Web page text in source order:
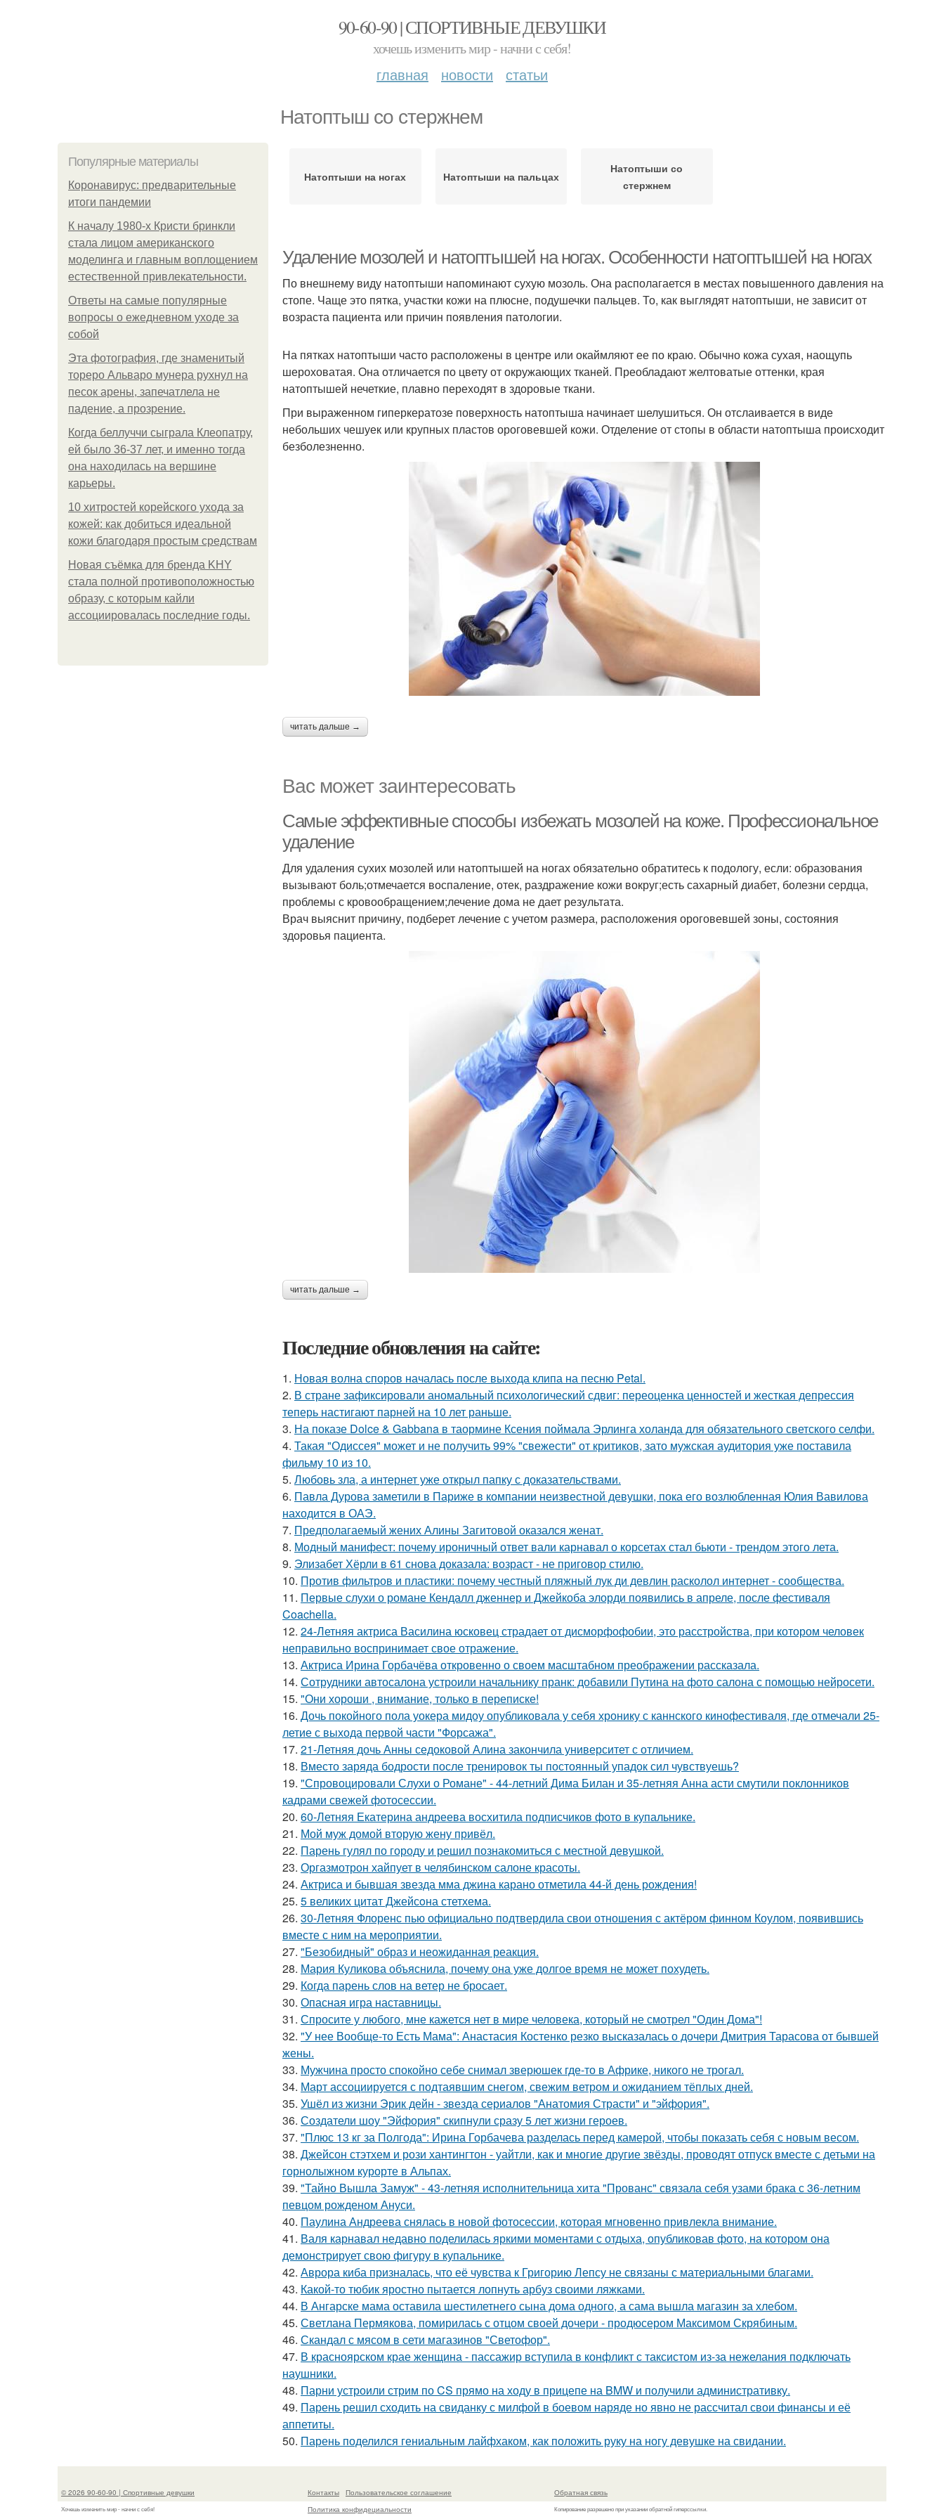
90-60-90 | СПОРТИВНЫЕ ДЕВУШКИ
хочешь изменить мир - начни с себя!
главная новости статьи
Натоптыш со стержнем
Популярные материалы
Коронавирус: предварительные
итоги пандемии
К началу 1980-х Кристи бринкли
стала лицом американского
моделинга и главным воплощением
естественной привлекательности.
Ответы на самые популярные
вопросы о ежедневном уходе за
собой
Эта фотография, где знаменитый
тореро Альваро мунера рухнул на
песок арены, запечатлела не
падение, а прозрение.
Когда беллуччи сыграла Клеопатру,
ей было 36-37 лет, и именно тогда
она находилась на вершине
карьеры.
10 хитростей корейского ухода за
кожей: как добиться идеальной
кожи благодаря простым средствам
Новая съёмка для бренда KHY
стала полной противоположностью
образу, с которым кайли
ассоциировалась последние годы.
Натоптыши на ногах Натоптыши на пальцах
Натоптыши со
стержнем
Удаление мозолей и натоптышей на ногах. Особенности натоптышей на ногах
По внешнему виду натоптыши напоминают сухую мозоль. Она располагается в местах повышенного давления на
стопе. Чаще это пятка, участки кожи на плюсне, подушечки пальцев. То, как выглядят натоптыши, не зависит от
возраста пациента или причин появления патологии.
На пятках натоптыши часто расположены в центре или окаймляют ее по краю. Обычно кожа сухая, наощупь
шероховатая. Она отличается по цвету от окружающих тканей. Преобладают желтоватые оттенки, края
натоптышей нечеткие, плавно переходят в здоровые ткани.
При выраженном гиперкератозе поверхность натоптыша начинает шелушиться. Он отслаивается в виде
небольших чешуек или крупных пластов ороговевшей кожи. Отделение от стопы в области натоптыша происходит
безболезненно.
читать дальше →
Вас может заинтересовать
Самые эффективные способы избежать мозолей на коже. Профессиональное
удаление
Для удаления сухих мозолей или натоптышей на ногах обязательно обратитесь к подологу, если: образования
вызывают боль;отмечается воспаление, отек, раздражение кожи вокруг;есть сахарный диабет, болезни сердца,
проблемы с кровообращением;лечение дома не дает результата.
Врач выяснит причину, подберет лечение с учетом размера, расположения ороговевшей зоны, состояния
здоровья пациента.
читать дальше →
Последние обновления на сайте:
1. Новая волна споров началась после выхода клипа на песню Petal.
2. В стране зафиксировали аномальный психологический сдвиг: переоценка ценностей и жесткая депрессия
теперь настигают парней на 10 лет раньше.
3. На показе Dolce & Gabbana в таормине Ксения поймала Эрлинга холанда для обязательного светского селфи.
4. Такая "Одиссея" может и не получить 99% "свежести" от критиков, зато мужская аудитория уже поставила
фильму 10 из 10.
5. Любовь зла, а интернет уже открыл папку с доказательствами.
6. Павла Дурова заметили в Париже в компании неизвестной девушки, пока его возлюбленная Юлия Вавилова
находится в ОАЭ.
7. Предполагаемый жених Алины Загитовой оказался женат.
8. Модный манифест: почему ироничный ответ вали карнавал о корсетах стал бьюти - трендом этого лета.
9. Элизабет Хёрли в 61 снова доказала: возраст - не приговор стилю.
10. Против фильтров и пластики: почему честный пляжный лук ди девлин расколол интернет - сообщества.
11. Первые слухи о романе Кендалл дженнер и Джейкоба элорди появились в апреле, после фестиваля
Coachella.
12. 24-Летняя актриса Василина юсковец страдает от дисморфофобии, это расстройства, при котором человек
неправильно воспринимает свое отражение.
13. Актриса Ирина Горбачёва откровенно о своем масштабном преображении рассказала.
14. Сотрудники автосалона устроили начальнику пранк: добавили Путина на фото салона с помощью нейросети.
15. "Они хороши , внимание, только в переписке!
16. Дочь покойного пола уокера мидоу опубликовала у себя хронику с каннского кинофестиваля, где отмечали 25-
летие с выхода первой части "Форсажа".
17. 21-Летняя дочь Анны седоковой Алина закончила университет с отличием.
18. Вместо заряда бодрости после тренировок ты постоянный упадок сил чувствуешь?
19. "Спровоцировали Слухи о Романе" - 44-летний Дима Билан и 35-летняя Анна асти смутили поклонников
кадрами свежей фотосессии.
20. 60-Летняя Екатерина андреева восхитила подписчиков фото в купальнике.
21. Мой муж домой вторую жену привёл.
22. Парень гулял по городу и решил познакомиться с местной девушкой.
23. Оргазмотрон хайпует в челябинском салоне красоты.
24. Актриса и бывшая звезда мма джина карано отметила 44-й день рождения!
25. 5 великих цитат Джейсoна стетхема.
26. 30-Летняя Флоренс пью официально подтвердила свои отношения с актёром финном Коулом, появившись
вместе с ним на мероприятии.
27. "Безобидный" образ и неожиданная реакция.
28. Мария Куликова объяснила, почему она уже долгое время не может похудеть.
29. Когда парень слов на ветер не бросает.
30. Опасная игра наставницы.
31. Спросите у любого, мне кажется нет в мире человека, который не смотрел "Один Дома"!
32. "У нее Вообще-то Есть Мама": Анастасия Костенко резко высказалась о дочери Дмитрия Тарасова от бывшей
жены.
33. Мужчина просто спокойно себе снимал зверюшек где-то в Африке, никого не трогал.
34. Март ассоциируется с подтаявшим снегом, свежим ветром и ожиданием тёплых дней.
35. Ушёл из жизни Эрик дейн - звезда сериалов "Анатомия Страсти" и "эйфория".
36. Создатели шоу "Эйфория" скипнули сразу 5 лет жизни героев.
37. "Плюс 13 кг за Полгода": Ирина Горбачева разделась перед камерой, чтобы показать себя с новым весом.
38. Джейсон стэтхем и рози хантингтон - уайтли, как и многие другие звёзды, проводят отпуск вместе с детьми на
горнолыжном курорте в Альпах.
39. "Тайно Вышла Замуж" - 43-летняя исполнительница хита "Прованс" связала себя узами брака с 36-летним
певцом рожденом Ануси.
40. Паулина Андреева снялась в новой фотосессии, которая мгновенно привлекла внимание.
41. Валя карнавал недавно поделилась яркими моментами с отдыха, опубликовав фото, на котором она
демонстрирует свою фигуру в купальнике.
42. Аврора киба призналась, что её чувства к Григорию Лепсу не связаны с материальными благами.
43. Какой-то тюбик яростно пытается лопнуть арбуз своими ляжками.
44. В Ангарске мама оставила шестилетнего сына дома одного, а сама вышла магазин за хлебом.
45. Светлана Пермякова, помирилась с отцом своей дочери - продюсером Максимом Скрябиным.
46. Скандал с мясом в сети магазинов "Светофор".
47. В красноярском крае женщина - пассажир вступила в конфликт с таксистом из-за нежелания подключать
наушники.
48. Парни устроили стрим по CS прямо на ходу в прицепе на BMW и получили административку.
49. Парень решил сходить на свиданку с милфой в боевом наряде но явно не рассчитал свои финансы и её
аппетиты.
50. Парень поделился гениальным лайфхаком, как положить руку на ногу девушке на свидании.
© 2026 90-60-90 | Спортивные девушки
Хочешь изменить мир - начни с себя!
Контакты
Пользовательское соглашение
Политика конфидециальности
Обратная связь
Копирование разрешено при указании обратной гиперссылки.